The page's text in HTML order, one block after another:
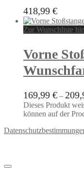
418,99 €
Zur Wunschliste
Vorne
169,99 € –
Dieses Produkt
können auf der